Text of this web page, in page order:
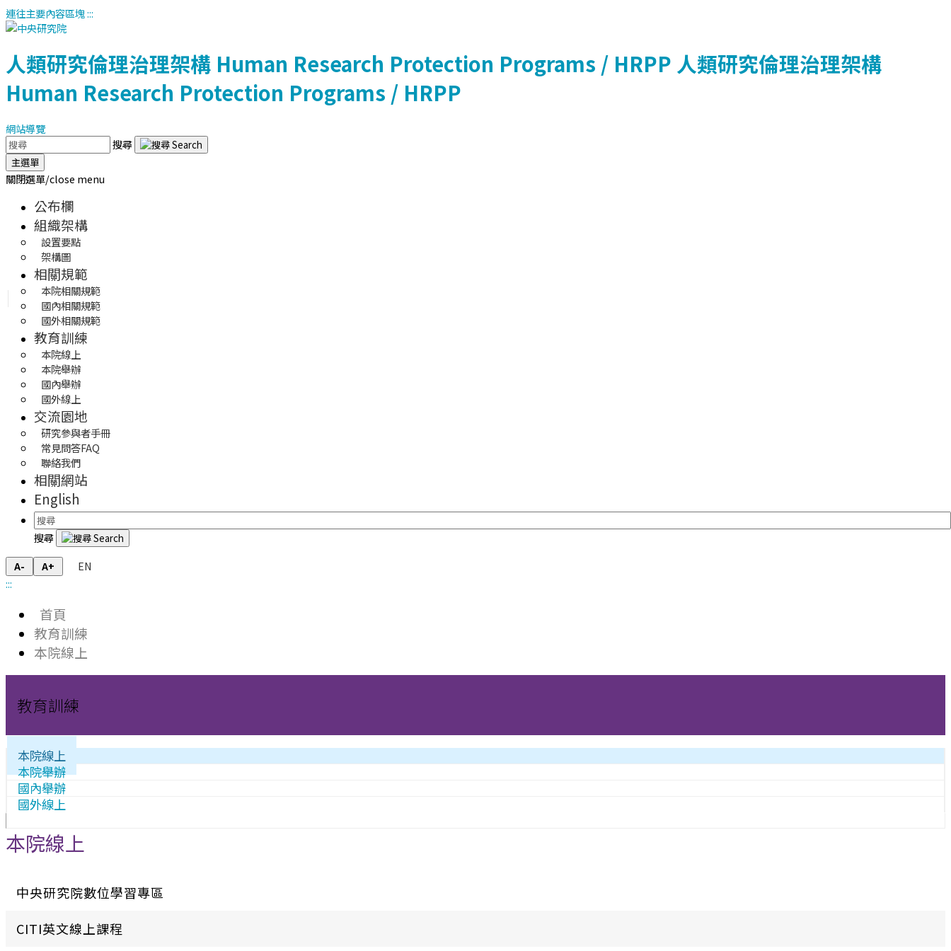
連往主要內容區塊:::
人類研究倫理治理架構 Human Research Protection Programs / HRPP 人類研究倫理治理架構
Human Research Protection Programs / HRPP
網站導覽
搜尋
主選單
關閉選單/close menu
公布欄
組織架構
設置要點
架構圖
相關規範
本院相關規範
國內相關規範
國外相關規範
教育訓練
本院線上
本院舉辦
國內舉辦
國外線上
交流園地
研究參與者手冊
常見問答FAQ
聯絡我們
相關網站
English
搜尋
A- A+
EN
:::
首頁
教育訓練
本院線上
教育訓練
本院線上
本院舉辦
國內舉辦
國外線上
本院線上
中央研究院數位學習專區
CITI英文線上課程